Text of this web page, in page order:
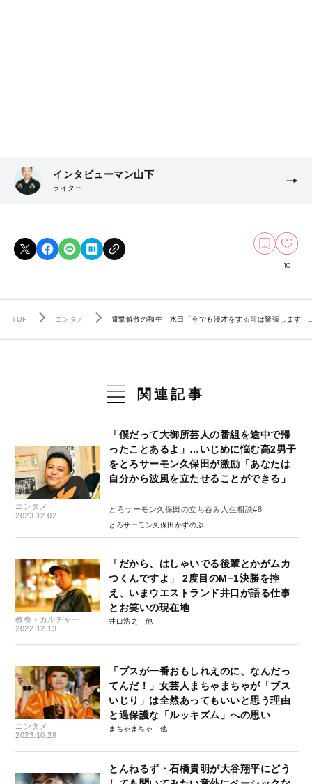
インタビューマン山下
ライター
10
TOP エンタメ 電撃解散の和牛・水田「今でも漫才をする前は緊張します
関連記事
エンタメ
2023.12.02
「僕だって大御所芸人の番組を途中で帰
ったことあるよ」…いじめに悩む高2男子
をとろサーモン久保田が激励「あなたは
自分から波風を立たせることができる」
とろサーモン久保田の立ち呑み人生相談#8
とろサーモン久保田かずのぶ
教養・カルチャー
2022.12.13
「だから、はしゃいでる後輩とかがムカ
つくんですよ」 2度目のM−1決勝を控
え、いまウエストランド井口が語る仕事
とお笑いの現在地
井口浩之
エンタメ
2023.10.28
「ブスが一番おもしれえのに、なんだっ
てんだ！」女芸人まちゃまちゃが「ブス
いじり」は全然あってもいいと思う理由
と過保護な「ルッキズム」への思い
まちゃまちゃ
とんねるず・石橋貴明が大谷翔平にどう